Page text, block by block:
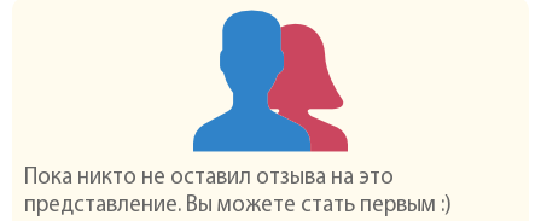
Пока никто не оставил отзыва на это
представление. Вы можете стать первым :)